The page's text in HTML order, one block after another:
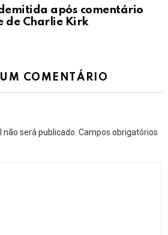
após comentário
de Charlie Kirk
COMENTÁRIO
será publicado. Campos obrigatórios